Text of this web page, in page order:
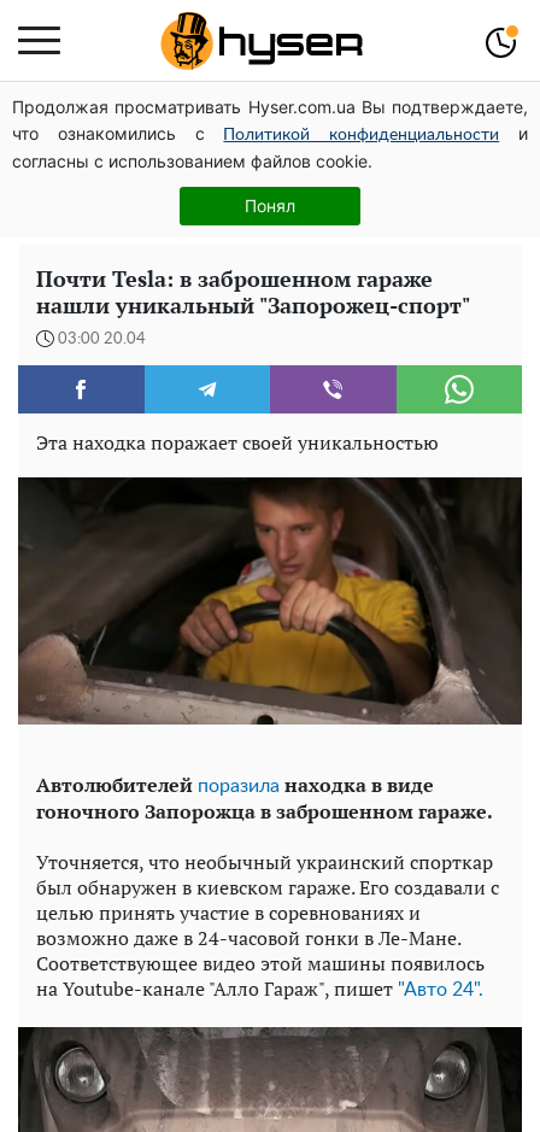
Продолжая просматривать Hyser.com.ua Вы подтверждаете,
что ознакомились с
Политикой конфиденциальности
и
согласны с использованием файлов cookie.
Понял
Дроны с наценкой: Александр Конотопский вывел
миллионы оборонного бюджета через фиктивную
фирму в Эстонии
Елена Тополя слив видео – это далеко не все:
фронтмен "Антитела" Тарас Тополя стал следующим
Почти Tesla: в заброшенном гараже
нашли уникальный "Запорожец-спорт"
03:00 20.04
Эта находка поражает своей уникальностью
Автолюбителей поразила находка в виде
гоночного Запорожца в заброшенном гараже.
Уточняется, что необычный украинский спорткар
был обнаружен в киевском гараже. Его создавали с
целью принять участие в соревнованиях и
возможно даже в 24-часовой гонки в Ле-Мане.
Соответствующее видео этой машины появилось
на Youtube-канале "Алло Гараж", пишет "Авто 24".